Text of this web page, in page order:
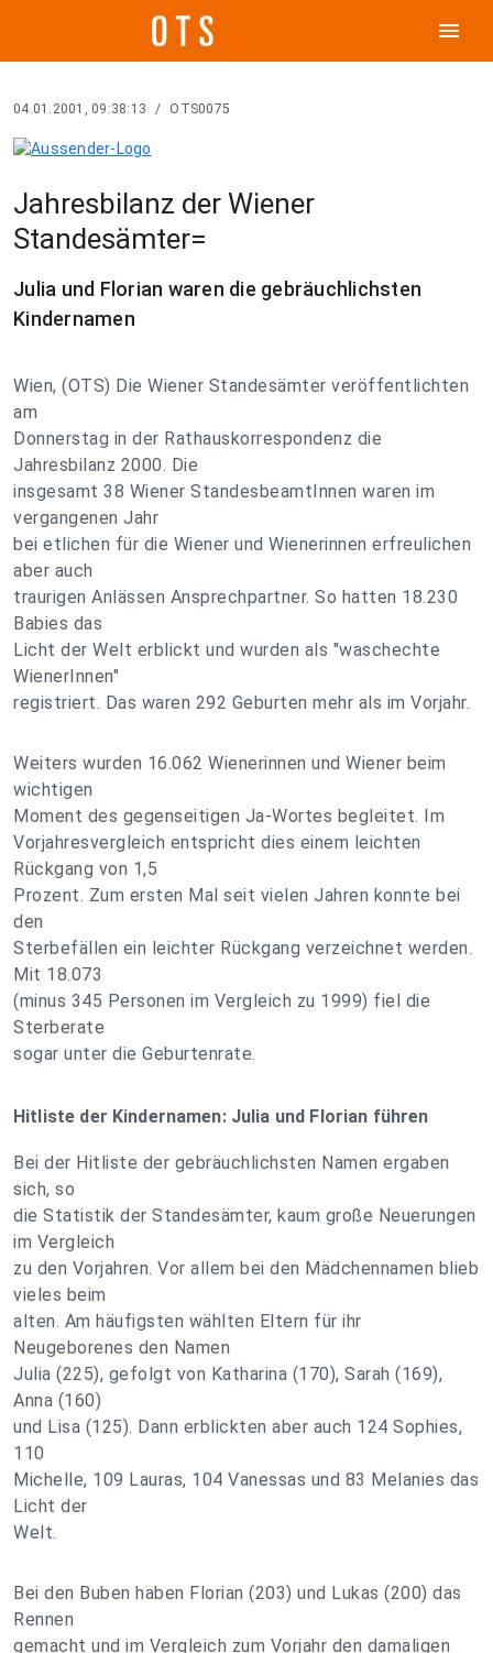
menu
04.01.2001, 09:38:13 / OTS0075
Jahresbilanz der Wiener
Standesämter=
Julia und Florian waren die gebräuchlichsten
Kindernamen
Wien, (OTS) Die Wiener Standesämter veröffentlichten
am
Donnerstag in der Rathauskorrespondenz die
Jahresbilanz 2000. Die
insgesamt 38 Wiener StandesbeamtInnen waren im
vergangenen Jahr
bei etlichen für die Wiener und Wienerinnen erfreulichen
aber auch
traurigen Anlässen Ansprechpartner. So hatten 18.230
Babies das
Licht der Welt erblickt und wurden als "waschechte
WienerInnen"
registriert. Das waren 292 Geburten mehr als im Vorjahr.
Weiters wurden 16.062 Wienerinnen und Wiener beim
wichtigen
Moment des gegenseitigen Ja-Wortes begleitet. Im
Vorjahresvergleich entspricht dies einem leichten
Rückgang von 1,5
Prozent. Zum ersten Mal seit vielen Jahren konnte bei
den
Sterbefällen ein leichter Rückgang verzeichnet werden.
Mit 18.073
(minus 345 Personen im Vergleich zu 1999) fiel die
Sterberate
sogar unter die Geburtenrate.
Hitliste der Kindernamen: Julia und Florian führen
Bei der Hitliste der gebräuchlichsten Namen ergaben
sich, so
die Statistik der Standesämter, kaum große Neuerungen
im Vergleich
zu den Vorjahren. Vor allem bei den Mädchennamen blieb
vieles beim
alten. Am häufigsten wählten Eltern für ihr
Neugeborenes den Namen
Julia (225), gefolgt von Katharina (170), Sarah (169),
Anna (160)
und Lisa (125). Dann erblickten aber auch 124 Sophies,
110
Michelle, 109 Lauras, 104 Vanessas und 83 Melanies das
Licht der
Welt.
Bei den Buben haben Florian (203) und Lukas (200) das
Rennen
gemacht und im Vergleich zum Vorjahr den damaligen